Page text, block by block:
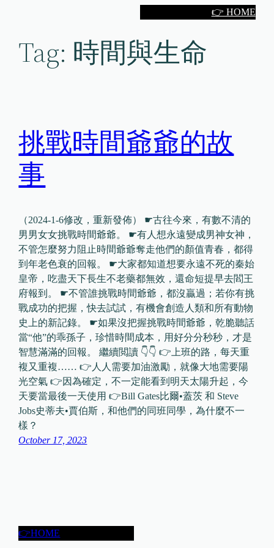
👉 HOME
Tag: 時間與生命
挑戰時間爺爺的故
事
（2024-1-6修改，重新發佈） ☛古往今來，有數不清的
男男女女挑戰時間爺爺。 ☛有人想永遠變成男神女神，
不管怎麼努力阻止時間爺爺奪走他們的顏值青春，都得
到年老色衰的回報。 ☛大家都知道想要永遠不死的秦始
皇帝，吃盡天下長生不老藥都無效，還命短提早去閻王
府報到。 ☛不管誰挑戰時間爺爺，都沒贏過；若你有挑
戰成功的把握，快去試試，有機會創造人類和所有動物
史上的新記錄。 ☛如果沒把握挑戰時間爺爺，乾脆聽話
當“他”的乖孫子，珍惜時間成本，用好分分秒秒，才是
智慧滿滿的回報。 繼續閲讀 👇👇 👉上班的路，每天重
複又重複…… 👉人人需要加油激勵，就像大地需要陽
光空氣 👉因為確定，不一定能看到明天太陽升起，今
天要當最後一天使用 👉Bill Gates比爾•蓋茨 和 Steve
Jobs史蒂夫•賈伯斯，和他們的同班同學，為什麼不一
樣？
October 17, 2023
👉HOME